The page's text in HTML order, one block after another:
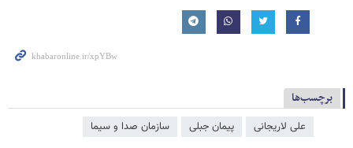
برچسب‌ها
علی لاریجانی پیمان جبلی سازمان صدا و سیما